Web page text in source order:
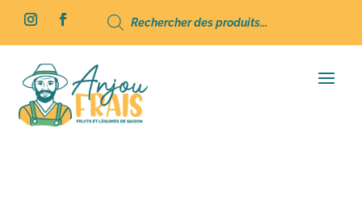
produits